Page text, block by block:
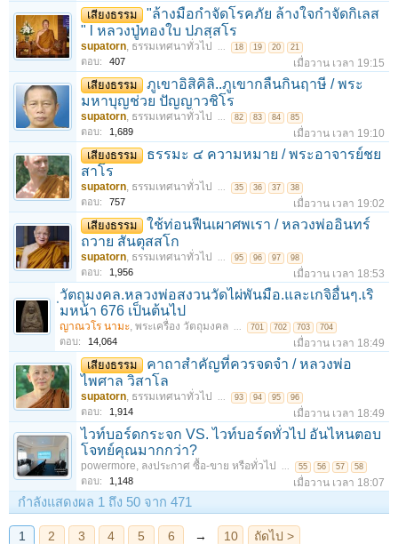
เสียงธรรม
"ล้างมือกำจัดโรคภัย ล้างใจกำจัดกิเลส
" l หลวงปู่ทองใบ ปภสฺสโร
supatorn, ธรรมเทศนาทั่วไป ... 18 19 20 21
ตอบ: 407 เมื่อวาน เวลา 19:15
เสียงธรรม
ภูเขาอิสิคิลิ..ภูเขากลืนกินฤาษี / พระ
มหาบุญช่วย ปัญญาวชิโร
supatorn, ธรรมเทศนาทั่วไป ... 82 83 84 85
ตอบ: 1,689 เมื่อวาน เวลา 19:10
เสียงธรรม
ธรรมะ ๔ ความหมาย / พระอาจารย์ชย
สาโร
supatorn, ธรรมเทศนาทั่วไป ... 35 36 37 38
ตอบ: 757 เมื่อวาน เวลา 19:02
เสียงธรรม
ใช้ท่อนฟืนเผาศพเรา / หลวงพ่ออินทร์
ถวาย สันตุสสโก
supatorn, ธรรมเทศนาทั่วไป ... 95 96 97 98
ตอบ: 1,956 เมื่อวาน เวลา 18:53
วัตถุมงคล.หลวงพ่อสงวนวัดไผ่พันมือ.และเกจิอื่นๆ.เริ
่มหน้า 676 เป็นต้นไป
ญาณวโร นามะ, พระเครื่อง วัตถุมงคล ... 701 702 703 704
ตอบ: 14,064 เมื่อวาน เวลา 18:49
เสียงธรรม
คาถาสำคัญที่ควรจดจำ / หลวงพ่อ
ไพศาล วิสาโล
supatorn, ธรรมเทศนาทั่วไป ... 93 94 95 96
ตอบ: 1,914 เมื่อวาน เวลา 18:49
ไวท์บอร์ดกระจก VS. ไวท์บอร์ดทั่วไป อันไหนตอบ
โจทย์คุณมากกว่า?
powermore, ลงประกาศ ซื้อ-ขาย หรือทั่วไป ... 55 56 57 58
ตอบ: 1,148 เมื่อวาน เวลา 18:07
กำลังแสดงผล 1 ถึง 50 จาก 471